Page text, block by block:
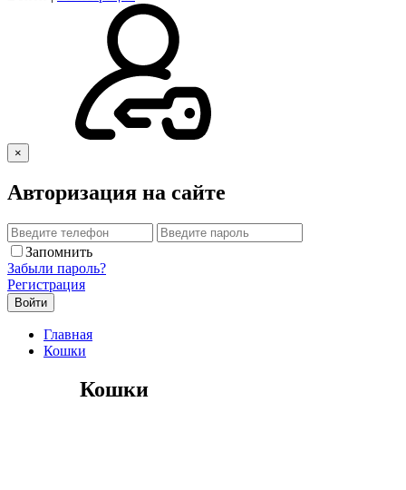
×
Авторизация на сайте
Запомнить
Забыли пароль?
Регистрация
Главная
Кошки
Кошки